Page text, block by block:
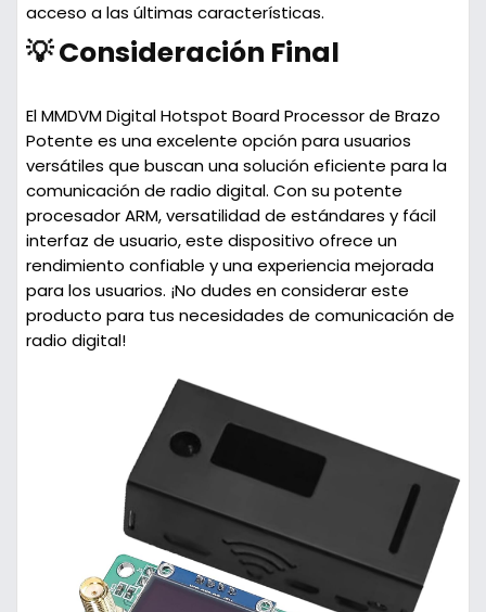
acceso a las últimas características.
💡 Consideración Final
El MMDVM Digital Hotspot Board Processor de Brazo
Potente es una excelente opción para usuarios
versátiles que buscan una solución eficiente para la
comunicación de radio digital. Con su potente
procesador ARM, versatilidad de estándares y fácil
interfaz de usuario, este dispositivo ofrece un
rendimiento confiable y una experiencia mejorada
para los usuarios. ¡No dudes en considerar este
producto para tus necesidades de comunicación de
radio digital!